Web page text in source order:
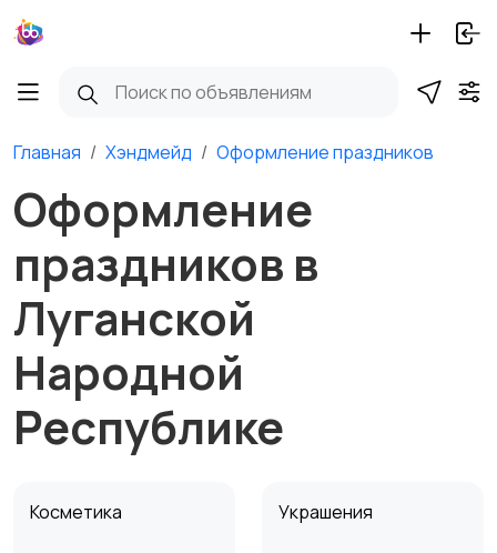
Главная Хэндмейд Оформление праздников
Оформление
праздников в
Луганской
Народной
Республике
Косметика Украшения